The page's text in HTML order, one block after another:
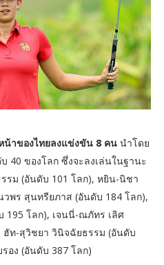
าของไทยลงแข่งขัน 8 คนนำโดย
40 ของโลก ซึ่งจะลงเล่นในฐานะ
รม (อันดับ 101 โลก), หยิน-นิชา
พร สุนทรียภาส (อันดับ 184 โลก),
โลก), เจนนี่-ณภัทร เลิศ
ท-สุวิชยา วินิจฉัยธรรม (อันดับ
อง (อันดับ 387 โลก)